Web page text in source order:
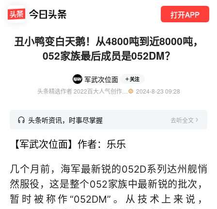
打开APP
丑小鸭变白天鹅！从4800吨到近8000吨，
052家族最后成员是052DM？
军武次位面 关注
头条精选作者 2022百大人气创作者 知名军事领域创作者
  2024-8-23 09:28
头条听资讯，时事尽掌握 去听全文
【军武次位面】作者：乐乐
几个月前，海军最新锐的052D系列达州舰悄
然服役，这是整个052家族中最新锐的批次，
暂时被称作“052DM”。从技术上来说，